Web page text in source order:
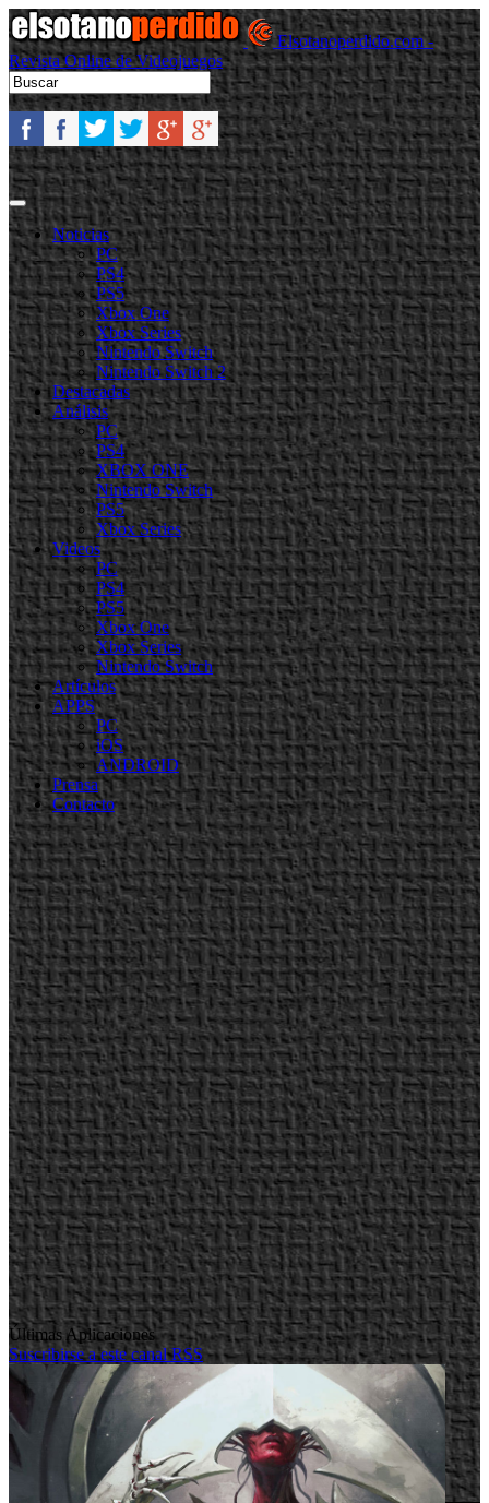
Elsotanoperdido.com -
Revista Online de Videojuegos
Noticias
PC
PS4
PS5
Xbox One
Xbox Series
Nintendo Switch
Nintendo Switch 2
Destacadas
Análisis
PC
PS4
XBOX ONE
Nintendo Switch
PS5
Xbox Series
Videos
PC
PS4
PS5
Xbox One
Xbox Series
Nintendo Switch
Artículos
APPS
PC
iOS
ANDROID
Prensa
Contacto
Últimas Aplicaciones
Suscribirse a este canal RSS